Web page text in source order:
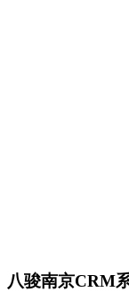
八骏南京CRM